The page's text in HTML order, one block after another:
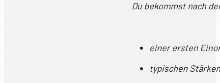
Du bekommst nach
einer ersten
typischen